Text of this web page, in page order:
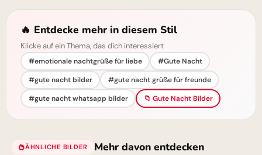
🔥 Entdecke mehr in diesem Stil
Klicke auf ein Thema, das dich interessiert
#emotionale nachtgrüße für liebe
#Gute Nacht
#gute nacht bilder
#gute nacht grüße für freunde
#gute nacht whatsapp bilder
📁 Gute Nacht Bilder
ÄHNLICHE BILDER Mehr davon entdecken